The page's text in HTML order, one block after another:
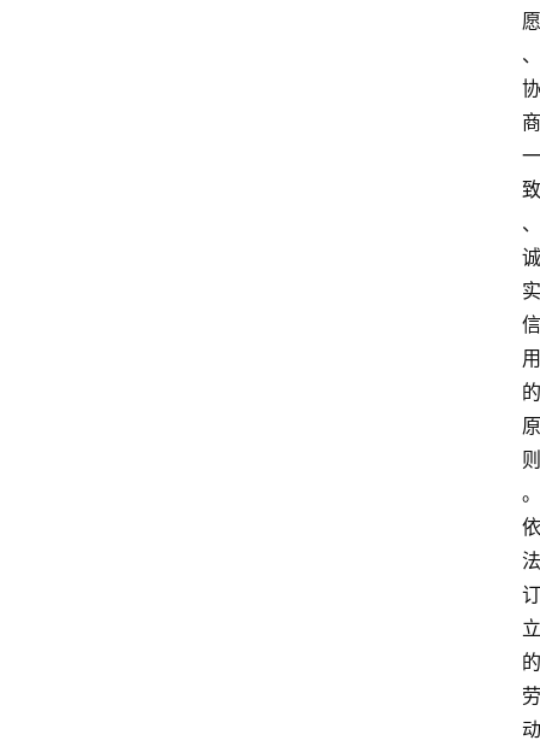
愿
、
协
商
一
致
、
诚
实
信
用
的
原
则
。
依
法
订
立
的
劳
动